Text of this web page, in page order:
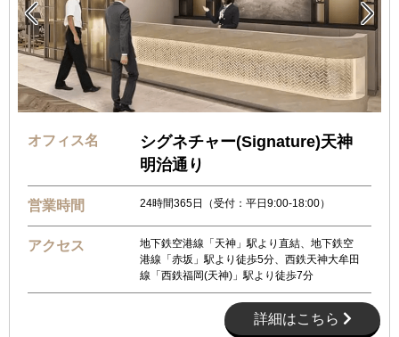
 
オフィス名
シグネチャー(Signature)天神
明治通り
営業時間 24時間365日（受付：平日9:00-18:00）
アクセス
地下鉄空港線「天神」駅より直結、地下鉄空
港線「赤坂」駅より徒歩5分、西鉄天神大牟田
線「西鉄福岡(天神)」駅より徒歩7分
詳細はこちら